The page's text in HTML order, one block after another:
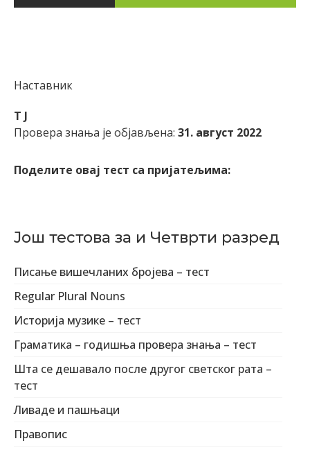
Наставник
T J
Провера знања је објављена: 31. август 2022
Поделите овај тест са пријатељима:
Још тестова за и Четврти разред
Писање вишечланих бројева – тест
Regular Plural Nouns
Историја музике – тест
Граматика – годишња провера знања – тест
Шта се дешавало после другог светског рата –
тест
Ливаде и пашњаци
Правопис